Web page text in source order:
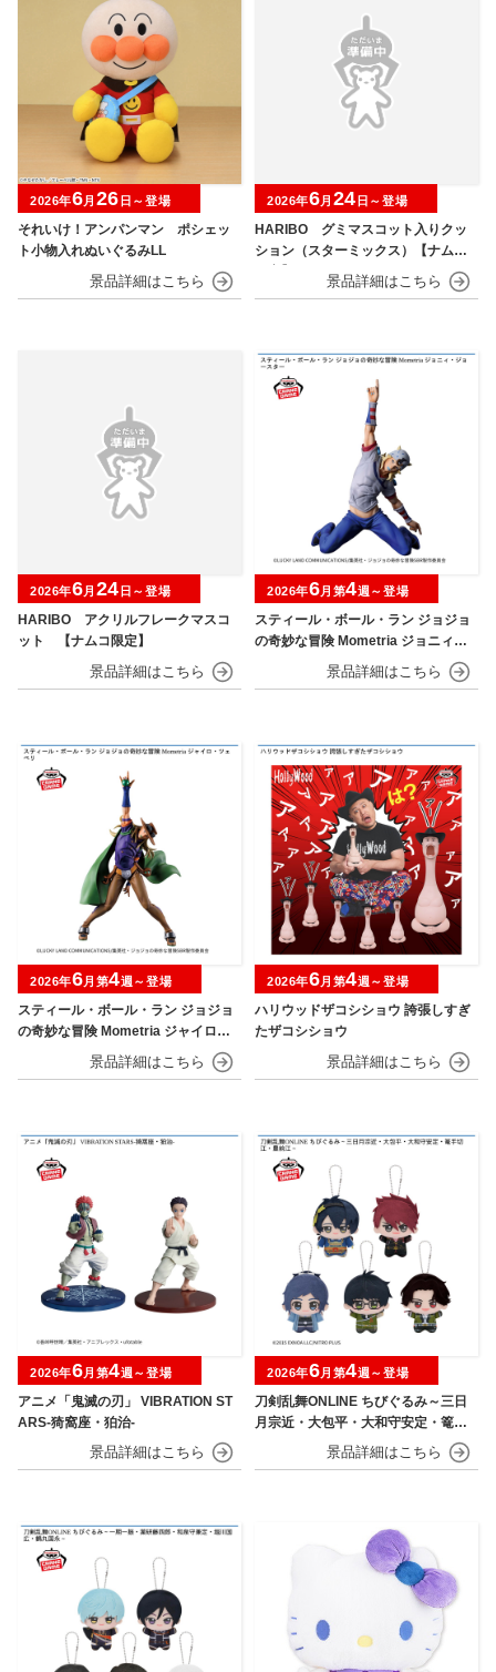
それいけ！アンパンマン ポシェッ
ト小物入れぬいぐるみLL
2026年6月 26 日～登場
HARIBO グミマスコット入りクッ
ション（スターミックス）【ナムコ
2026年6月 24 日～登場
HARIBO アクリルフレークマスコ
ット 【ナムコ限定】
2026年6月 24 日～登場
スティール・ボール・ラン ジョジョ
の奇妙な冒険 Mometria ジョニィ・
ジョースター
2026年6月第4週～登場
スティール・ボール・ラン ジョジョ
の奇妙な冒険 Mometria ジャイロ・
2026年6月第4週～登場
ハリウッドザコシショウ 誇張しすぎ
たザコシショウ
2026年6月第4週～登場
アニメ「鬼滅の刃」 VIBRATION ST
ARS-猗窩座・狛治-
2026年6月第4週～登場
刀剣乱舞ONLINE ちびぐるみ～三日
月宗近・大包平・大和守安定・篭手
切江・豊前江～
2026年6月第4週～登場